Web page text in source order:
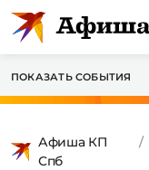
ПОКАЗАТЬ СОБЫТИЯ
Афиша КП
Спб